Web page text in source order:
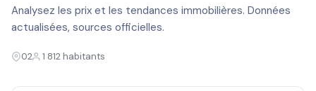
Analysez les prix et les tendances immobilières. Données
actualisées, sources officielles.
02 1 812 habitants